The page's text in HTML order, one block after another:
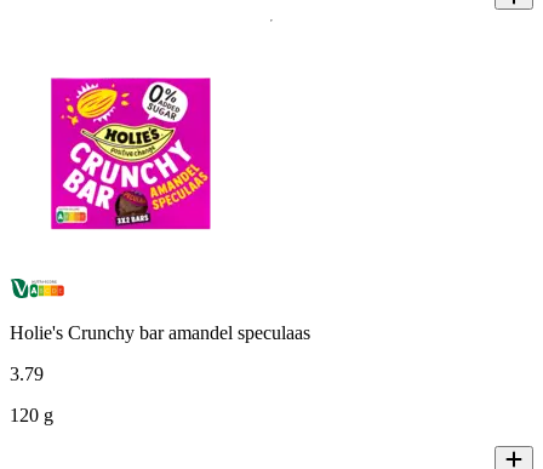
Holie's Crunchy bar amandel speculaas
3.79
120 g